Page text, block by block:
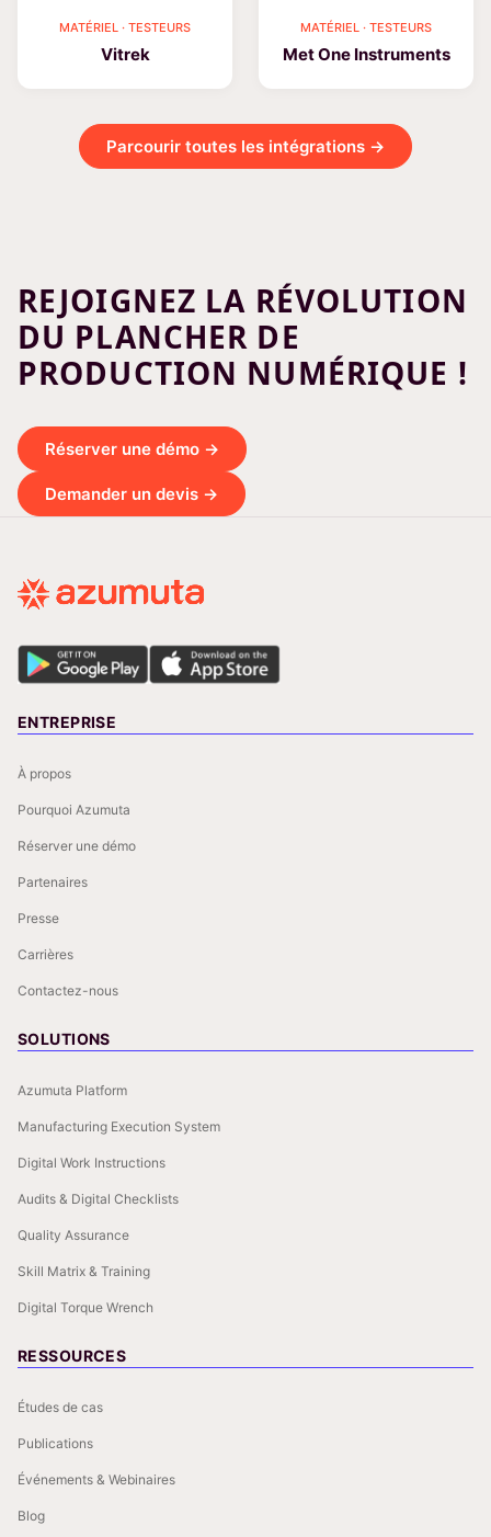
MATÉRIEL · TESTEURS
Vitrek
MATÉRIEL · TESTEURS
Met One Instruments
Parcourir toutes les intégrations →
REJOIGNEZ LA RÉVOLUTION
DU PLANCHER DE
PRODUCTION NUMÉRIQUE !
Réserver une démo →
Demander un devis →
ENTREPRISE
À propos
Pourquoi Azumuta
Réserver une démo
Partenaires
Presse
Carrières
Contactez-nous
SOLUTIONS
Azumuta Platform
Manufacturing Execution System
Digital Work Instructions
Audits & Digital Checklists
Quality Assurance
Skill Matrix & Training
Digital Torque Wrench
RESSOURCES
Études de cas
Publications
Événements & Webinaires
Blog